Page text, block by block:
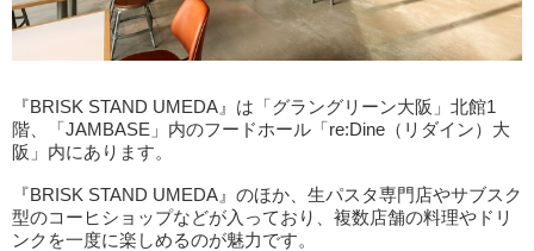
『BRISK STAND UMEDA』は「グラングリーン大阪」北館1
階、「JAMBASE」内のフードホール「re:Dine（リダイン）大
阪」内にあります。
『BRISK STAND UMEDA』のほか、生パスタ専門店やサブスク
型のコーヒショップなどが入っており、複数店舗の料理やドリ
ンクを一度に楽しめるのが魅力です。